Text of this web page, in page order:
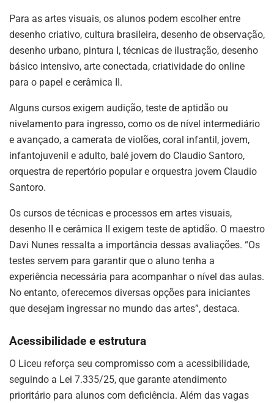
Para as artes visuais, os alunos podem escolher entre
desenho criativo, cultura brasileira, desenho de observação,
desenho urbano, pintura I, técnicas de ilustração, desenho
básico intensivo, arte conectada, criatividade do online
para o papel e cerâmica II.
Alguns cursos exigem audição, teste de aptidão ou
nivelamento para ingresso, como os de nível intermediário
e avançado, a camerata de violões, coral infantil, jovem,
infantojuvenil e adulto, balé jovem do Claudio Santoro,
orquestra de repertório popular e orquestra jovem Claudio
Santoro.
Os cursos de técnicas e processos em artes visuais,
desenho II e cerâmica II exigem teste de aptidão. O maestro
Davi Nunes ressalta a importância dessas avaliações. “Os
testes servem para garantir que o aluno tenha a
experiência necessária para acompanhar o nível das aulas.
No entanto, oferecemos diversas opções para iniciantes
que desejam ingressar no mundo das artes”, destaca.
Acessibilidade e estrutura
O Liceu reforça seu compromisso com a acessibilidade,
seguindo a Lei 7.335/25, que garante atendimento
prioritário para alunos com deficiência. Além das vagas